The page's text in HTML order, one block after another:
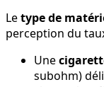
Letype de
perception du
Une
subohm)